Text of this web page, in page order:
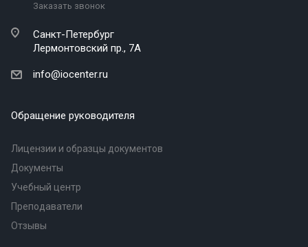
Заказать звонок
Санкт-Петербург
Лермонтовский пр., 7А
info@iocenter.ru
Обращение руководителя
Лицензии и образцы документов
Документы
Учебный центр
Преподаватели
Отзывы